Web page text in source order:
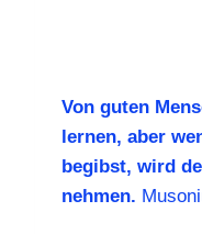
Von guten
lernen, aber
begibst, wird
nehmen.